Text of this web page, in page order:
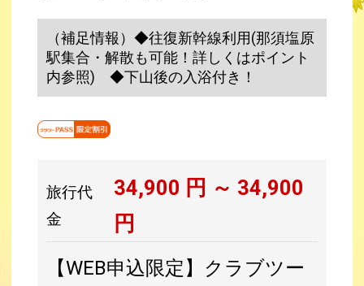
（補足情報）◆往復新幹線利用(那須塩原
駅集合・解散も可能！詳しくはポイント
内参照) ◆下山後の入浴付き！
旅行代
金
34,900 円 ～ 34,900
円
【WEB申込限定】クラブツー